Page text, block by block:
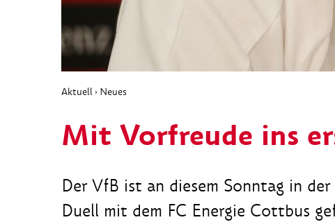
Aktuell › Neues
Mit Vorfreude ins
Der VfB ist an diesem Sonntag in
Duell mit dem FC Energie Cottbus